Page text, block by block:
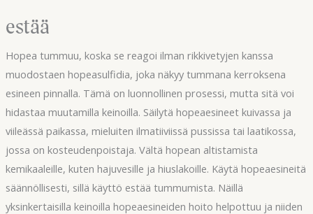
estää
Hopea tummuu, koska se reagoi ilman rikkivetyjen kanssa
muodostaen hopeasulfidia, joka näkyy tummana kerroksena
esineen pinnalla. Tämä on luonnollinen prosessi, mutta sitä voi
hidastaa muutamilla keinoilla. Säilytä hopeaesineet kuivassa ja
viileässä paikassa, mieluiten ilmatiiviissä pussissa tai laatikossa,
jossa on kosteudenpoistaja. Vältä hopean altistamista
kemikaaleille, kuten hajuvesille ja hiuslakoille. Käytä hopeaesineitä
säännöllisesti, sillä käyttö estää tummumista. Näillä
yksinkertaisilla keinoilla hopeaesineiden hoito helpottuu ja niiden